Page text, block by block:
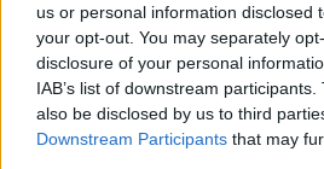
us or personal information disclosed
your opt-out. You may separately
disclosure of your personal
IAB’s list of downstream
also be disclosed by us to third
Downstream Participants that may
Minka 10. rész